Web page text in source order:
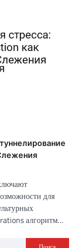
для
алгоритм…